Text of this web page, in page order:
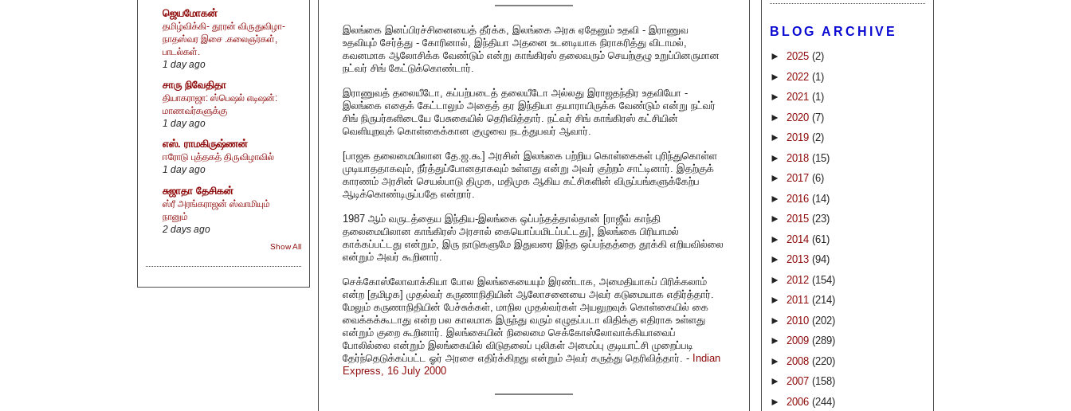
ஜெயமோகன்
தமிழ்விக்கி- தூரன் விருதுவிழா-
நாதஸ்வர இசை .கலைஞர்கள்,
பாடல்கள்.
1 day ago
சாரு நிவேதிதா
தியாகராஜா: ஸ்பெஷல் எடிஷன்:
மாணவர்களுக்கு
1 day ago
எஸ். ராமகிருஷ்ணன்
ஈரோடு புத்தகத் திருவிழாவில்
1 day ago
சுஜாதா தேசிகன்
ஸ்ரீ அரங்கராஜன் ஸ்வாமியும்
நானும்
2 days ago
Show All
இலங்கை இனப்பிரச்சினையைத் தீர்க்க, இலங்கை அரசு ஏதேனும் உதவி - இராணுவ
உதவியும் சேர்த்து - கோரினால், இந்தியா அதனை உடனடியாக நிராகரித்து விடாமல்,
கவனமாக ஆலோசிக்க வேண்டும் என்று காங்கிரஸ் தலைவரும் செயற்குழு உறுப்பினருமான
நட்வர் சிங் கேட்டுக்கொண்டார்.
இராணுவத் தலையீடோ, கப்பற்படைத் தலையீடோ அல்லது இராஜதந்திர உதவியோ -
இலங்கை எதைக் கேட்டாலும் அதைத் தர இந்தியா தயாராயிருக்க வேண்டும் என்று நட்வர்
சிங் நிருபர்களிடையே பேசுகையில் தெரிவித்தார். நட்வர் சிங் காங்கிரஸ் கட்சியின்
வெளியுறவுக் கொள்கைக்கான குழுவை நடத்துபவர் ஆவார்.
[பாஜக தலைமையிலான தே.ஜ.கூ] அரசின் இலங்கை பற்றிய கொள்கைகள் புரிந்துகொள்ள
முடியாததாகவும், நீர்த்துப்போனதாகவும் உள்ளது என்று அவர் குற்றம் சாட்டினார். இதற்குக்
காரணம் அரசின் செயல்பாடு திமுக, மதிமுக ஆகிய கட்சிகளின் விருப்பங்களுக்கேற்ப
ஆடிக்கொண்டிருப்பதே என்றார்.
1987 ஆம் வருடத்தைய இந்திய-இலங்கை ஒப்பந்தத்தால்தான் [ராஜீவ் காந்தி
தலைமையிலான காங்கிரஸ் அரசால் கையொப்பமிடப்பட்டது], இலங்கை பிரியாமல்
காக்கப்பட்டது என்றும், இரு நாடுகளுமே இதுவரை இந்த ஒப்பந்தத்தை தூக்கி எறியவில்லை
என்றும் அவர் கூறினார்.
செக்கோஸ்லோவாக்கியா போல இலங்கையையும் இரண்டாக, அமைதியாகப் பிரிக்கலாம்
என்ற [தமிழக] முதல்வர் கருணாநிதியின் ஆலோசனையை அவர் கடுமையாக எதிர்த்தார்.
மேலும் கருணாநிதியின் பேச்சுக்கள், மாநில முதல்வர்கள் அயலுறவுக் கொள்கையில் கை
வைக்கக்கூடாது என்ற பல காலமாக இருந்து வரும் எழுதப்படா விதிக்கு எதிராக உள்ளது
என்றும் குறை கூறினார். இலங்கையின் நிலைமை செக்கோஸ்லோவாக்கியாவைப்
போலில்லை என்றும் இலங்கையில் விடுதலைப் புலிகள் அமைப்பு குடியாட்சி முறைப்படி
தேர்ந்தெடுக்கப்பட்ட ஓர் அரசை எதிர்க்கிறது என்றும் அவர் கருத்து தெரிவித்தார். - Indian
Express, 16 July 2000
BLOG ARCHIVE
► 2025 (2)
► 2022 (1)
► 2021 (1)
► 2020 (7)
► 2019 (2)
► 2018 (15)
► 2017 (6)
► 2016 (14)
► 2015 (23)
► 2014 (61)
► 2013 (94)
► 2012 (154)
► 2011 (214)
► 2010 (202)
► 2009 (289)
► 2008 (220)
► 2007 (158)
► 2006 (244)